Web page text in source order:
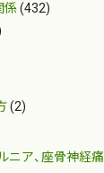
係(432)
(2)
ニア、座骨神経痛